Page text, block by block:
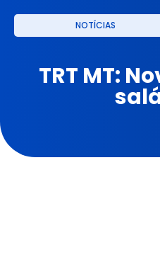
NOTÍCIAS
TRT MT: